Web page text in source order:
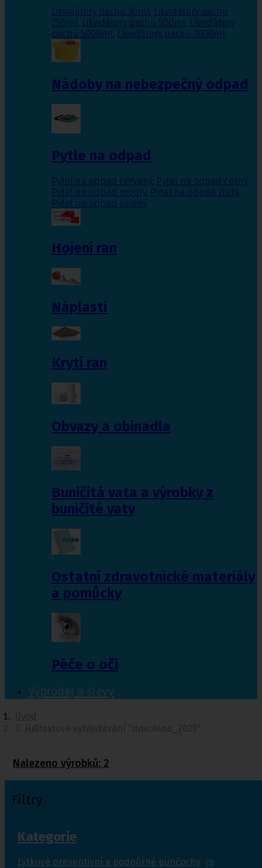
Likvidátory pachu 30ml, Likvidátory pachu
250ml, Likvidátory pachu 500ml, Likvidátory
pachu 5000ml, Likvidátory pachu 1000ml
Nádoby na nebezpečný odpad
Pytle na odpad
Pytel na odpad červený, Pytel na odpad černý,
Pytel na odpad modrý, Pytel na odpad žlutý,
Pytel na odpad zelený
Hojení ran
Náplasti
Krytí ran
Obvazy a obinadla
Buničitá vata a výrobky z
buničité vaty
Ostatní zdravotnické materiály
a pomůcky
Péče o oči
Výprodej a slevy
Nalezeno výrobků: 2
Filtry
Kategorie
Lýtkové preventivní a podpůrné punčochy (1)